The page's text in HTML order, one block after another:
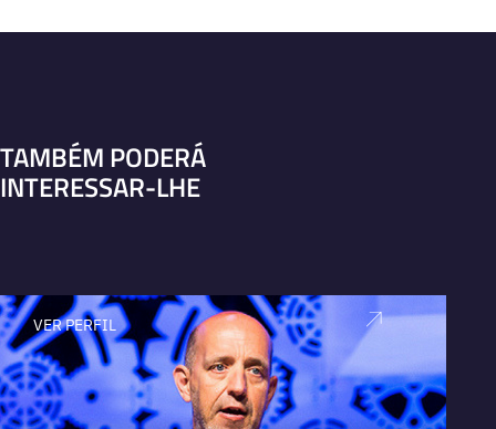
TAMBÉM PODERÁ
INTERESSAR-LHE
VER PERFIL